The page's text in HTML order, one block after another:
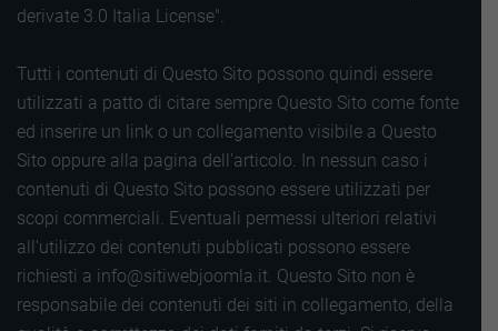
derivate 3.0 Italia License".
Tutti i contenuti di Questo Sito possono quindi essere
utilizzati a patto di citare sempre Questo Sito come fonte
ed inserire un link o un collegamento visibile a Questo
Sito oppure alla pagina dell'articolo. In nessun caso i
contenuti di Questo Sito possono essere utilizzati per
scopi commerciali. Eventuali permessi ulteriori relativi
all'utilizzo dei contenuti pubblicati possono essere
richiesti a info@sitiwebjoomla.it. Questo Sito non è
responsabile dei contenuti dei siti in collegamento, della